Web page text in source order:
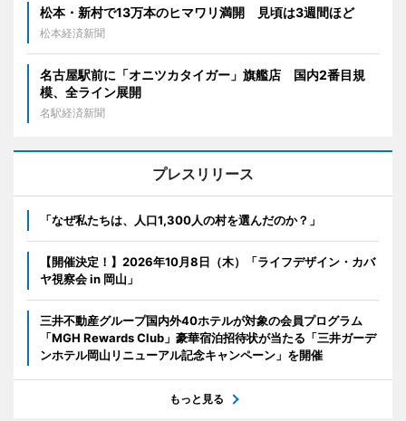
松本・新村で13万本のヒマワリ満開 見頃は3週間ほど
松本経済新聞
名古屋駅前に「オニツカタイガー」旗艦店 国内2番目規
模、全ライン展開
名駅経済新聞
プレスリリース
「なぜ私たちは、人口1,300人の村を選んだのか？」
【開催決定！】2026年10月8日（木）「ライフデザイン・カバ
ヤ視察会 in 岡山」
三井不動産グループ国内外40ホテルが対象の会員プログラム
「MGH Rewards Club」豪華宿泊招待状が当たる「三井ガーデ
ンホテル岡山リニューアル記念キャンペーン」を開催
もっと見る